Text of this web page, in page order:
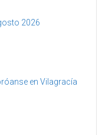
2026
en Vilagracía